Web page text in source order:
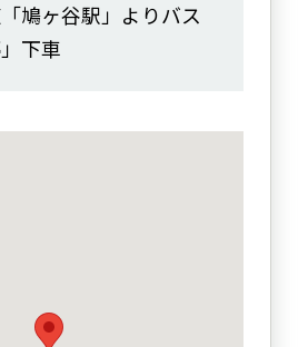
鳩ヶ谷駅」よりバス
下車